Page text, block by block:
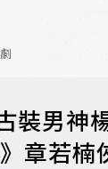
裝男神
章若楠